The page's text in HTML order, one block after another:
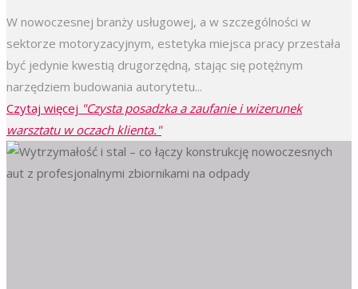
W nowoczesnej branży usługowej, a w szczególności w
sektorze motoryzacyjnym, estetyka miejsca pracy przestała
być jedynie kwestią drugorzędną, stając się potężnym
narzędziem budowania autorytetu...
Czytaj więcej "Czysta posadzka a zaufanie i wizerunek
warsztatu w oczach klienta."